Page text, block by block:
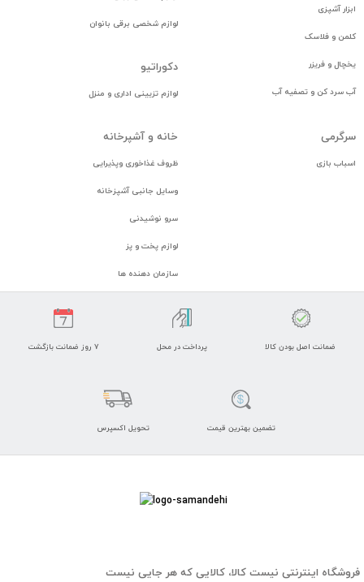
ابزار آشپزی
کلمن و فلاسک
یخچال و فریزر
آب سرد کن و تصفیه آب
لوازم شخصی برقی بانوان
دكوراتيو
لوازم تزيينی اداری و منزل
سرگرمی
اسباب بازی
خانه و آشپرخانه
ظروف غذاخوری وپذیرایی
وسایل جانبی آشپزخانه
سرو نوشیدنی
لوازم پخت و پز
سازمان دهنده ها
7 روز ضمانت بازگشت پرداخت در محل ضمانت اصل بودن کالا
تحویل اکسپرس تضمین بهترین قیمت
فروشگاه اینترنتی نیست کالا، کالایی که هر جایی نیست